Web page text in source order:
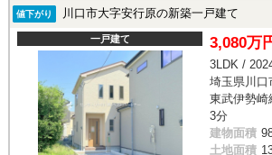
値下がり 川口市大字安行原の新築一戸建て
一戸建て 3,080万
3LDK /
埼玉県川口
東武伊勢崎
3分
建物面積
土地面積